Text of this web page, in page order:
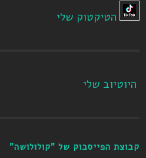
הטיקטוק שלי
היוטיוב שלי
קבוצת הפייסבוק של "קולולושה"